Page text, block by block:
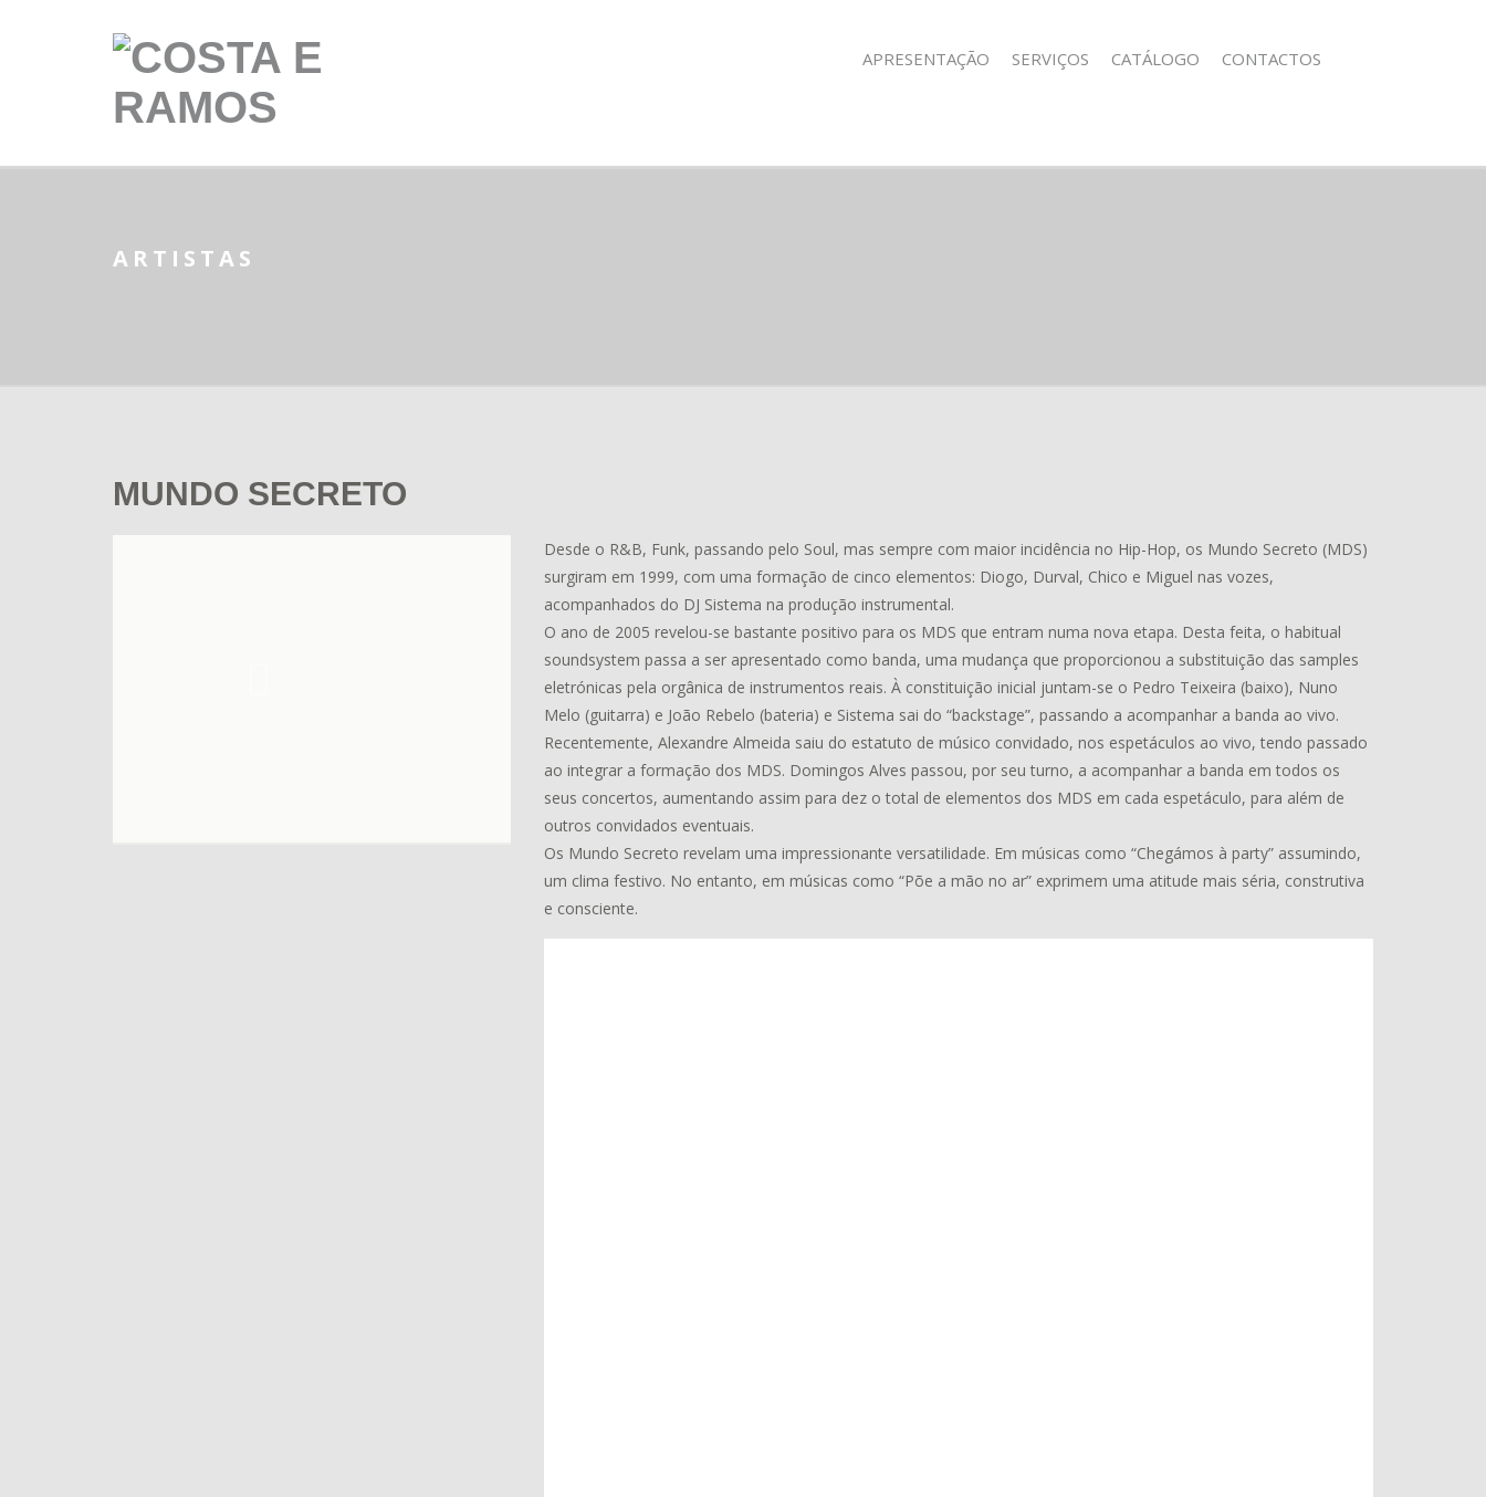
APRESENTAÇÃO SERVIÇOS CATÁLOGO CONTACTOS
ARTISTAS
MUNDO SECRETO
Desde o R&B, Funk, passando pelo Soul, mas sempre com maior incidência no Hip-Hop, os Mundo Secreto (MDS)
surgiram em 1999, com uma formação de cinco elementos: Diogo, Durval, Chico e Miguel nas vozes,
acompanhados do DJ Sistema na produção instrumental.
O ano de 2005 revelou-se bastante positivo para os MDS que entram numa nova etapa. Desta feita, o habitual
soundsystem passa a ser apresentado como banda, uma mudança que proporcionou a substituição das samples
eletrónicas pela orgânica de instrumentos reais. À constituição inicial juntam-se o Pedro Teixeira (baixo), Nuno
Melo (guitarra) e João Rebelo (bateria) e Sistema sai do “backstage”, passando a acompanhar a banda ao vivo.
Recentemente, Alexandre Almeida saiu do estatuto de músico convidado, nos espetáculos ao vivo, tendo passado
ao integrar a formação dos MDS. Domingos Alves passou, por seu turno, a acompanhar a banda em todos os
seus concertos, aumentando assim para dez o total de elementos dos MDS em cada espetáculo, para além de
outros convidados eventuais.
Os Mundo Secreto revelam uma impressionante versatilidade. Em músicas como “Chegámos à party” assumindo,
um clima festivo. No entanto, em músicas como “Põe a mão no ar” exprimem uma atitude mais séria, construtiva
e consciente.